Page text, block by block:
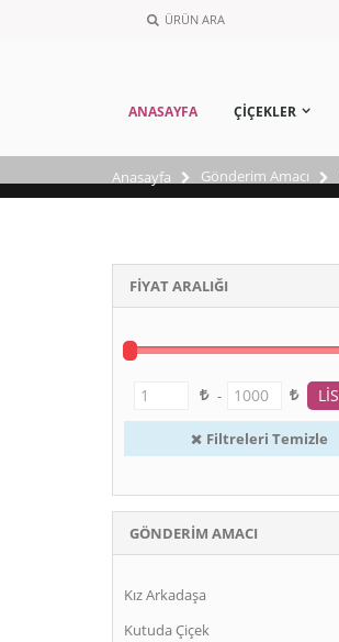
ÜRÜN ARA
ANASAYFA ÇİÇEKLER
Anasayfa Gönderim Amacı
FİYAT ARALIĞI
-
Filtreleri Temizle
GÖNDERIM AMACI
Kız Arkadaşa
Kutuda Çiçek